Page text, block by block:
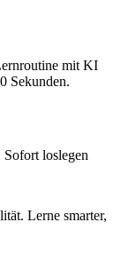
mit KI
Sekunden.
loslegen
Lerne smarter,